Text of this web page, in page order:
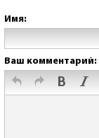
Имя:
Ваш комментарий: